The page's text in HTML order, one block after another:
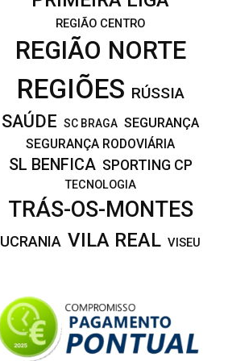
REGIÃO CENTRO
REGIÃO NORTE
REGIÕES RÚSSIA
SAÚDE SC BRAGA SEGURANÇA
SEGURANÇA RODOVIÁRIA
SL BENFICA SPORTING CP
TECNOLOGIA
TRÁS-OS-MONTES
UCRANIA VILA REAL VISEU